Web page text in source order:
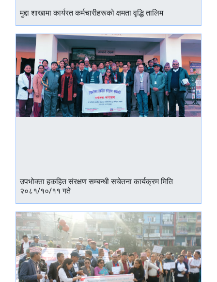
मुद्दा शाखामा कार्यरत कर्मचारीहरूको क्षमता वृद्धि तालिम
उपभोक्ता हकहित संरक्षण सम्बन्धी सचेतना कार्यक्रम मिति
२०८१/१०/११ गते